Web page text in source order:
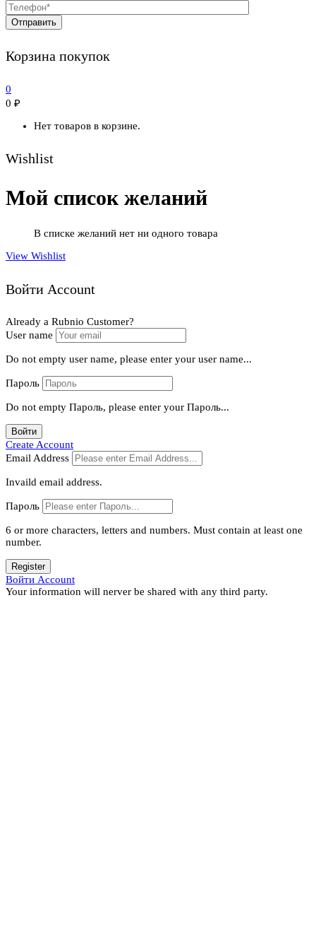
Корзина покупок
0
0 ₽
Нет товаров в корзине.
Wishlist
Мой список желаний
В списке желаний нет ни одного товара
View Wishlist
Войти Account
Already a Rubnio Customer?
User name
Do not empty user name, please enter your user name...
Пароль
Do not empty Пароль, please enter your Пароль...
Войти
Create Account
Email Address
Invaild email address.
Пароль
6 or more characters, letters and numbers. Must contain at least one
number.
Register
Войти Account
Your information will nerver be shared with any third party.